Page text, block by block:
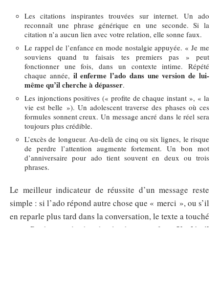
Les citations inspirantes trouvées sur internet. Un ado
reconnaît une phrase générique en une seconde. Si la
citation n’a aucun lien avec votre relation, elle sonne faux.
Le rappel de l’enfance en mode nostalgie appuyée. « Je me
souviens quand tu faisais tes premiers pas » peut
fonctionner une fois, dans un contexte intime. Répété
chaque année, il enferme l’ado dans une version de lui-
même qu’il cherche à dépasser.
Les injonctions positives (« profite de chaque instant », « la
vie est belle »). Un adolescent traverse des phases où ces
formules sonnent creux. Un message ancré dans le réel sera
toujours plus crédible.
L’excès de longueur. Au-delà de cinq ou six lignes, le risque
de perdre l’attention augmente fortement. Un bon mot
d’anniversaire pour ado tient souvent en deux ou trois
phrases.
Le meilleur indicateur de réussite d’un message reste
simple : si l’ado répond autre chose que « merci », ou s’il
en reparle plus tard dans la conversation, le texte a touché
juste. Pas besoin de chercher la phrase parfaite. Un détail